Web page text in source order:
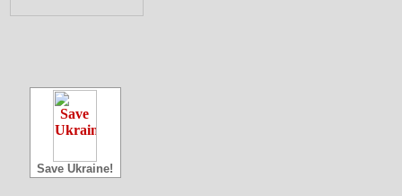
Save Ukraine!